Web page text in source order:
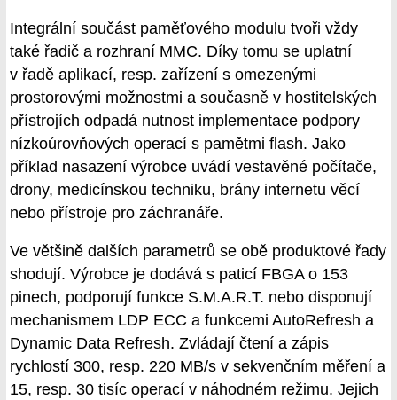
Integrální součást paměťového modulu tvoři vždy
také řadič a rozhraní MMC. Díky tomu se uplatní
v řadě aplikací, resp. zařízení s omezenými
prostorovými možnostmi a současně v hostitelských
přístrojích odpadá nutnost implementace podpory
nízkoúrovňových operací s pamětmi flash. Jako
příklad nasazení výrobce uvádí vestavěné počítače,
drony, medicínskou techniku, brány internetu věcí
nebo přístroje pro záchranáře.
Ve většině dalších parametrů se obě produktové řady
shodují. Výrobce je dodává s paticí FBGA o 153
pinech, podporují funkce S.M.A.R.T. nebo disponují
mechanismem LDP ECC a funkcemi AutoRefresh a
Dynamic Data Refresh. Zvládají čtení a zápis
rychlostí 300, resp. 220 MB/s v sekvenčním měření a
15, resp. 30 tisíc operací v náhodném režimu. Jejich